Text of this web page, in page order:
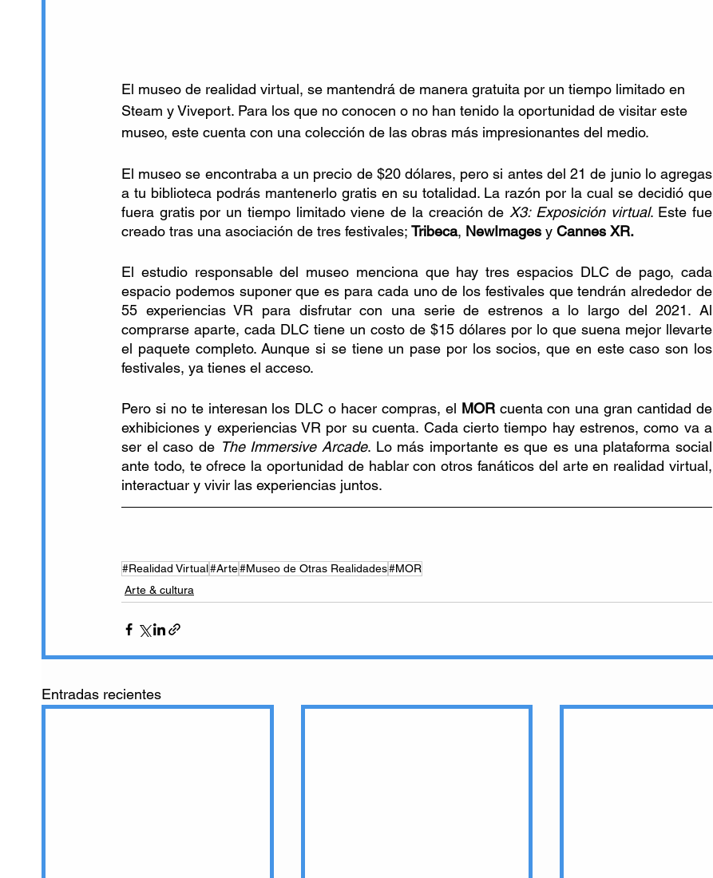
El museo de realidad virtual, se mantendrá de manera gratuita por un tiempo limitado en
Steam y Viveport. Para los que no conocen o no han tenido la oportunidad de visitar este
museo, este cuenta con una colección de las obras más impresionantes del medio.
El museo se encontraba a un precio de $20 dólares, pero si antes del 21 de junio lo agregas
a tu biblioteca podrás mantenerlo gratis en su totalidad. La razón por la cual se decidió que
fuera gratis por un tiempo limitado viene de la creación de X3: Exposición virtual. Este fue
creado tras una asociación de tres festivales; Tribeca, NewImages y Cannes XR.
El estudio responsable del museo menciona que hay tres espacios DLC de pago, cada
espacio podemos suponer que es para cada uno de los festivales que tendrán alrededor de
55 experiencias VR para disfrutar con una serie de estrenos a lo largo del 2021. Al
comprarse aparte, cada DLC tiene un costo de $15 dólares por lo que suena mejor llevarte
el paquete completo. Aunque si se tiene un pase por los socios, que en este caso son los
festivales, ya tienes el acceso.
Pero si no te interesan los DLC o hacer compras, el MOR cuenta con una gran cantidad de
exhibiciones y experiencias VR por su cuenta. Cada cierto tiempo hay estrenos, como va a
ser el caso de The Immersive Arcade. Lo más importante es que es una plataforma social
ante todo, te ofrece la oportunidad de hablar con otros fanáticos del arte en realidad virtual,
interactuar y vivir las experiencias juntos.
#Realidad Virtual#Arte#Museo de Otras Realidades#MOR
Arte & cultura
Entradas recientes